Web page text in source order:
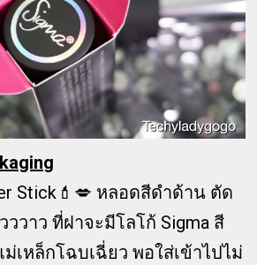
Stick💄💋 หลอดสีดำด้าน ตัด
วาว ที่ฝาจะมีโลโก้ Sigma สี
เหล็กโฉบเฉี่ยว พอใส่เข้าไปไม่